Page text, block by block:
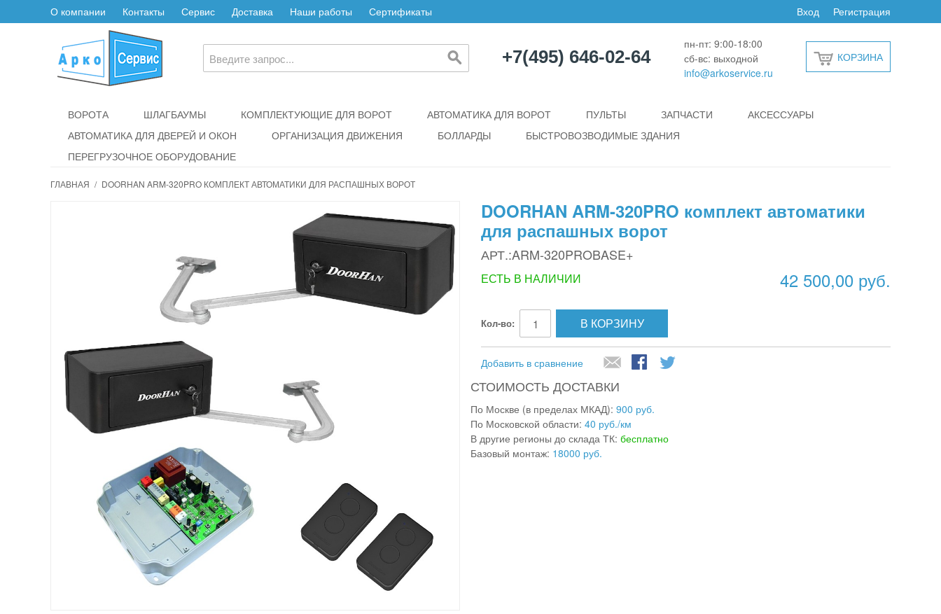
О компании Контакты Сервис Доставка Наши работы Сертификаты Регистрация
Вход
+7(495) 646-02-64
пн-пт: 9:00-18:00
сб-вс: выходной
info@arkoservice.ru
КОРЗИНА
ВОРОТА ШЛАГБАУМЫ КОМПЛЕКТУЮЩИЕ ДЛЯ ВОРОТ АВТОМАТИКА ДЛЯ ВОРОТ ПУЛЬТЫ ЗАПЧАСТИ
АКСЕССУАРЫ
АВТОМАТИКА ДЛЯ ДВЕРЕЙ И ОКОН
ОРГАНИЗАЦИЯ ДВИЖЕНИЯ БОЛЛАРДЫ
БЫСТРОВОЗВОДИМЫЕ ЗДАНИЯ
ПЕРЕГРУЗОЧНОЕ ОБОРУДОВАНИЕ
ГЛАВНАЯ / DOORHAN ARM-320PRO КОМПЛЕКТ АВТОМАТИКИ ДЛЯ РАСПАШНЫХ ВОРОТ
DOORHAN ARM-320PRO комплект автоматики
для распашных ворот
АРТ.:ARM-320PROBASE+
42 500,00 руб.
ЕСТЬ В НАЛИЧИИ
Кол-во: В КОРЗИНУ
Добавить в сравнение
СТОИМОСТЬ ДОСТАВКИ
По Москве (в пределах МКАД): 900 руб.
По Московской области: 40 руб./км
В другие регионы до склада ТК: бесплатно
Базовый монтаж: 18000 руб.